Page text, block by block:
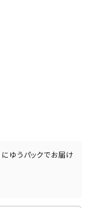
に ゆうパックでお届け